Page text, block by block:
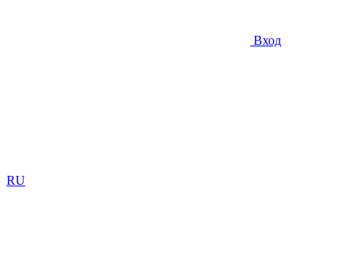
Вход
RU